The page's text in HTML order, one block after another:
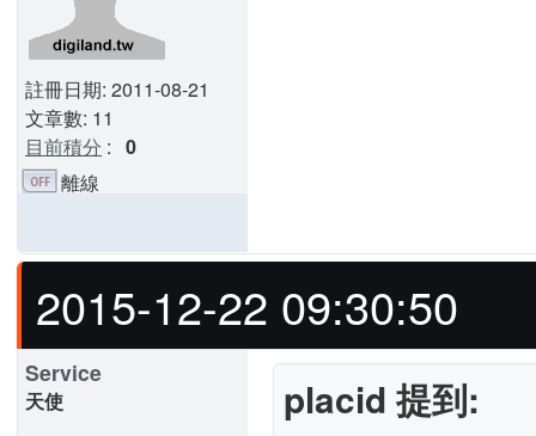
註冊日期: 2011-08-21
文章數: 11
目前積分 : 0
離線
2015-12-22 09:30:50
Service
天使
placid 提到: